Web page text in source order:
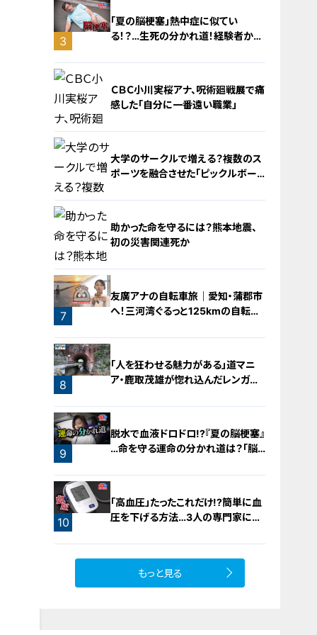
3
「夏の脳梗塞」熱中症に似てい
る！？…生死の分かれ道！経験者から
4
ＣＢＣ小川実桜アナ、呪術廻戦展で痛
感した「自分に一番遠い職業」
5
大学のサークルで増える？複数のス
ポーツを融合させた「ピックルボー
6
助かった命を守るには？熊本地震、
初の災害関連死か
7
友廣アナの自転車旅｜愛知・蒲郡市
へ！三河湾ぐるっと125kmの自転車
8
「人を狂わせる魅力がある」道マニ
ア・鹿取茂雄が惚れ込んだレンガの
9
脱水で血液ドロドロ!?『夏の脳梗塞』
…命を守る運命の分かれ道は？「脳
10
「高血圧」たったこれだけ!?簡単に血
圧を下げる方法…3人の専門家に学
もっと見る